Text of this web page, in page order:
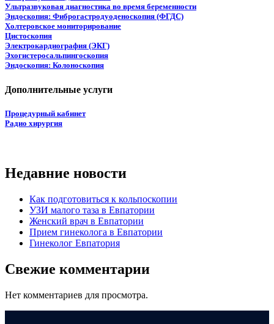
Ультразвуковая диагностика во время беременности
Эндоскопия: Фиброгастродуоденоскопия (ФГДС)
Холтеровское мониторирование
Цистоскопия
Электрокардиография (ЭКГ)
Эхогистеросальпингоскопия
Эндоскопия: Колоноскопия
Дополнительные услуги
Процедурный кабинет
Радио хирургия
Недавние новости
Как подготовиться к кольпоскопии
УЗИ малого таза в Евпатории
Женский врач в Евпатории
Прием гинеколога в Евпатории
Гинеколог Евпатория
Свежие комментарии
Нет комментариев для просмотра.